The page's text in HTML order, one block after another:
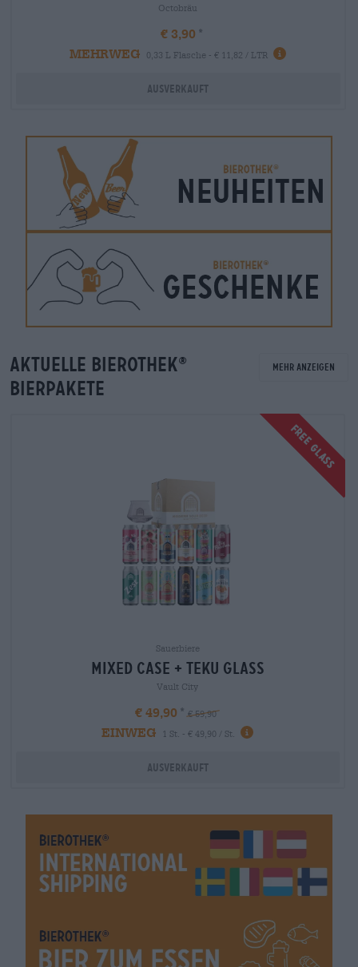
Octobräu
€ 3,90
MEHRWEG
0,33 L Flasche - € 11,82 / LTR
Ausverkauft
Aktuelle Bierothek®
Bierpakete
Mehr anzeigen
FREE GLASS
Sauerbiere
mixed case + teku glass
Vault City
€ 49,90 € 59,90
EINWEG 1 St. - € 49,90 / St.
Ausverkauft